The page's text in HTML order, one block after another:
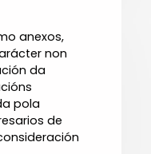
anexos,
non
da
pola
de